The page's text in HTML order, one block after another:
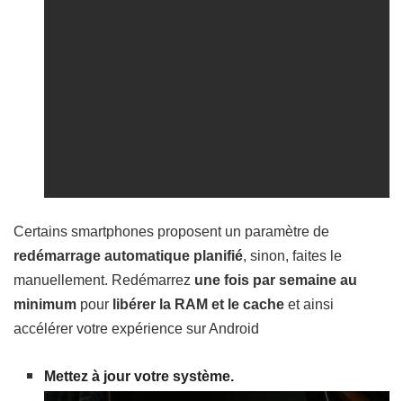
Certains smartphones proposent un paramètre de
redémarrage automatique planifié, sinon, faites le
manuellement. Redémarrez une fois par semaine au
minimum pour libérer la RAM et le cache et ainsi
accélérer votre expérience sur Android
Mettez à jour votre système.